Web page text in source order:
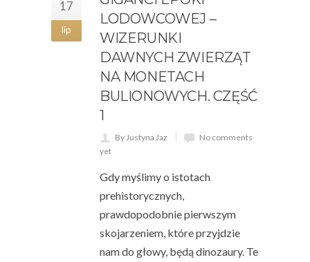
17
lip
LODOWCOWEJ –
WIZERUNKI
DAWNYCH ZWIERZĄT
NA MONETACH
BULIONOWYCH. CZĘŚĆ
1
By Justyna Jaz
No comments
yet
Gdy myślimy o istotach
prehistorycznych,
prawdopodobnie pierwszym
skojarzeniem, które przyjdzie
nam do głowy, będą dinozaury. Te